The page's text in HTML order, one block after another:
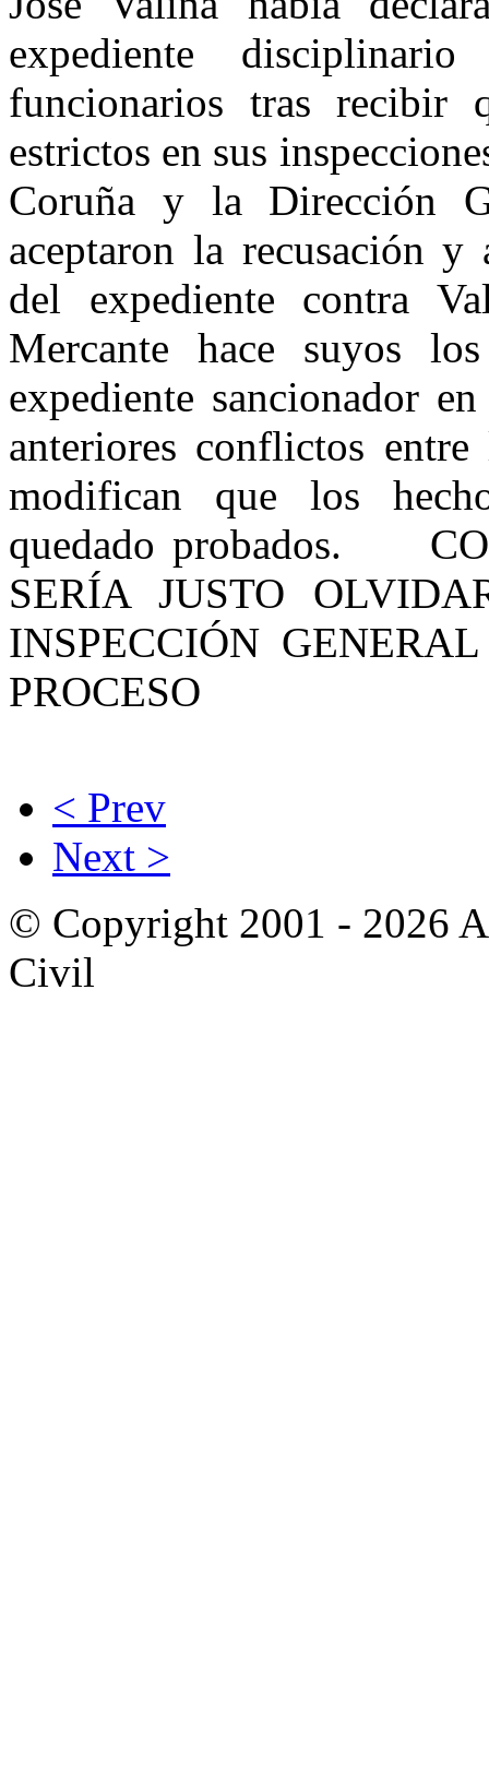
expediente
funcionarios tras recibir
estrictos en sus
Coruña y la Dirección
aceptaron la recusación
del expediente contra
Mercante hace suyos
expediente sancionador
anteriores conflictos
modifican que los
quedado probados.
SERÍA JUSTO
INSPECCIÓN
PROCESO
< Prev
Next >
© Copyright 2001 - 2026
Civil